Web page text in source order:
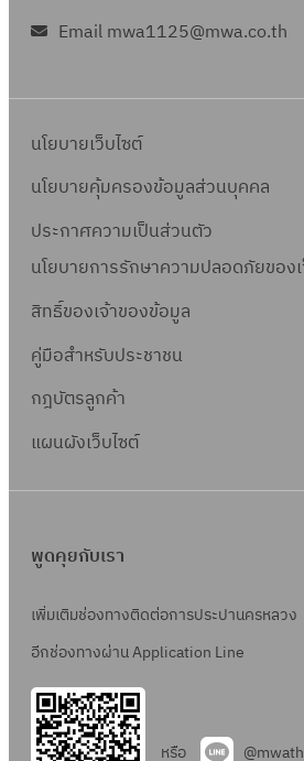
Email mwa1125@mwa.co.th
นโยบายเว็บไซต์
นโยบายคุ้มครองข้อมูลส่วนบุคคล
ประกาศความเป็นส่วนตัว
นโยบายการรักษาความปลอดภัยของ
สิทธิ์ของเจ้าของข้อมูล
คู่มือสำหรับประชาชน
กฎบัตรลูกค้า
แผนผังเว็บไซต์
พูดคุยกับเรา
เพิ่มเติมช่องทางติดต่อการประปานครหลวง
อีกช่องทางผ่าน Application Line
หรือ